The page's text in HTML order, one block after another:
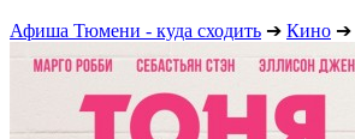
Афиша Тюмени - куда сходить ➔ Кино ➔